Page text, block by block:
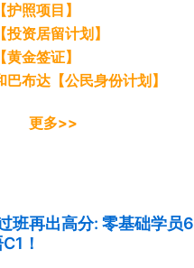
照项目】
资居留计划】
金签证】
巴布达【公民身份计划】
>>
班再出高分: 零基础学员6
！